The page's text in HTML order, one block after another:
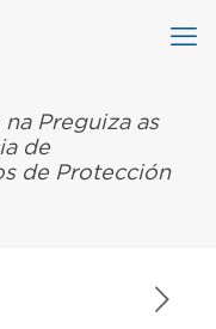
Preguiza as
de
de Protección